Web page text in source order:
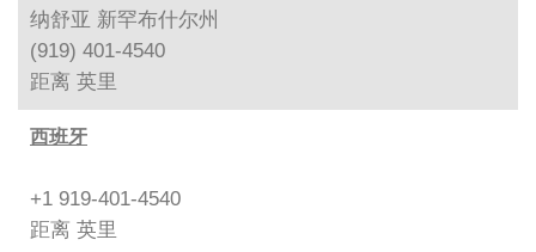
纳舒亚 新罕布什尔州
(919) 401-4540
距离 英里
西班牙
+1 919-401-4540
距离 英里